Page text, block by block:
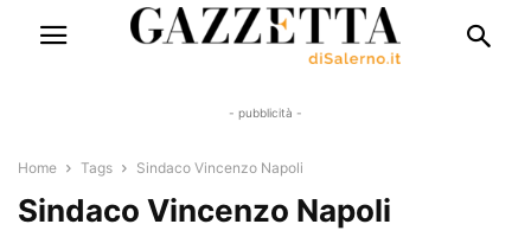
- pubblicità -
Home Tags Sindaco Vincenzo Napoli
Sindaco Vincenzo Napoli